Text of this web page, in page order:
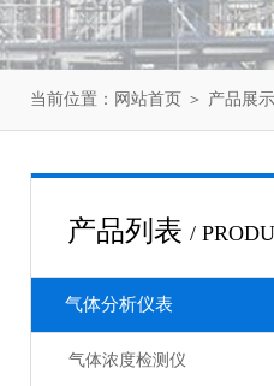
当前位置： 网站首页 ＞ 产品展示
产品列表 /
气体分析仪表
气体浓度检测仪